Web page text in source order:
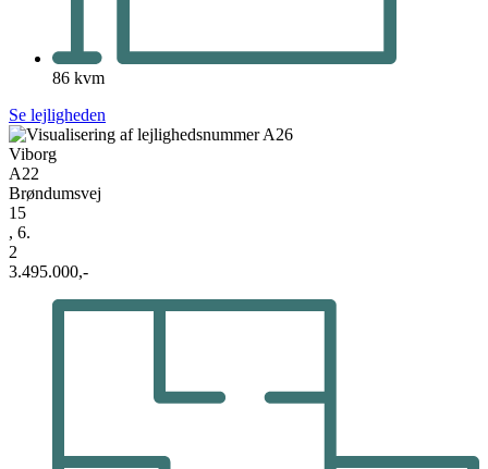
86 kvm
Se lejligheden
Viborg
A22
Brøndumsvej
15
, 6.
2
3.495.000,-